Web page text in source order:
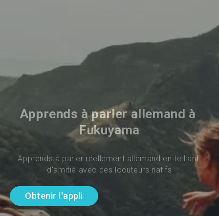
Apprends à parler allemand à
Fukuyama
Apprends à parler réellement allemand en te liant
d'amitié avec des locuteurs natifs
Obtenir l'appli